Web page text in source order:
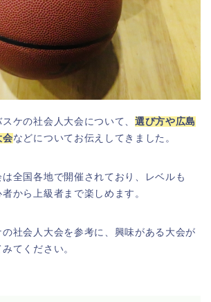
ケの社会人大会について、 選び方や広島
会などについてお伝えしてきました。
全国各地で開催されており、レベルも
から上級者まで楽しめます。
社会人大会を参考に、興味がある大会が
てください。